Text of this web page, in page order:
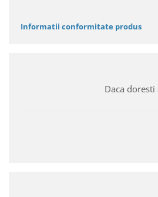
Informatii conformitate produs
Daca